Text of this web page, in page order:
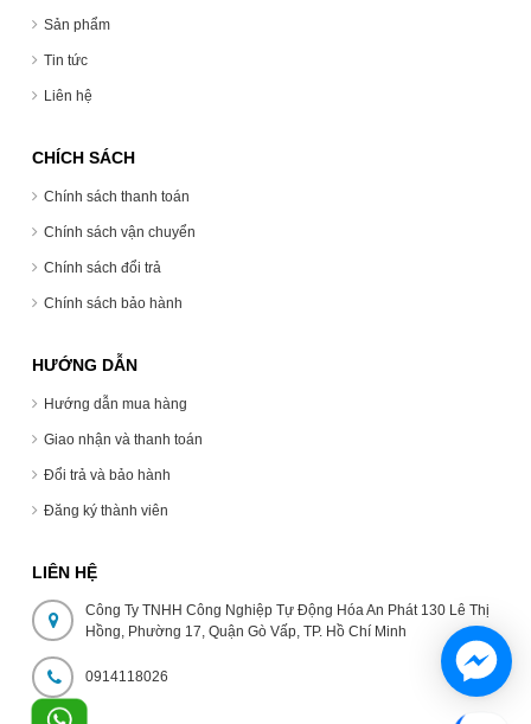
Sản phẩm
Tin tức
Liên hệ
CHÍCH SÁCH
Chính sách thanh toán
Chính sách vận chuyển
Chính sách đổi trả
Chính sách bảo hành
HƯỚNG DẪN
Hướng dẫn mua hàng
Giao nhận và thanh toán
Đổi trả và bảo hành
Đăng ký thành viên
LIÊN HỆ
Công Ty TNHH Công Nghiệp Tự Động Hóa An Phát 130 Lê Thị
Hồng, Phường 17, Quận Gò Vấp, TP. Hồ Chí Minh
0914118026